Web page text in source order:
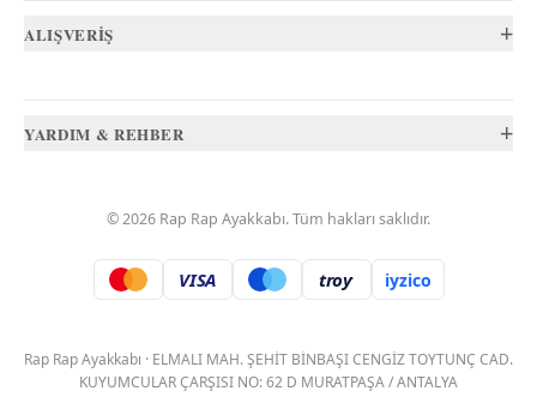
ALIŞVERİŞ +
YARDIM & REHBER +
©2026 Rap Rap Ayakkabı. Tüm hakları saklıdır.
VISA troy. iyzico
Rap Rap Ayakkabı · ELMALI MAH. ŞEHİT BİNBAŞI CENGİZ TOYTUNÇ CAD.
KUYUMCULAR ÇARŞISI NO: 62 D MURATPAŞA / ANTALYA